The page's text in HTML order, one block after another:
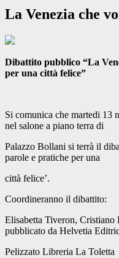
La Venezia che
Dibattito pubblico “La
per una città felice”
Si comunica che martedi 13
nel salone a piano terra di
Palazzo Bollani si terrà il
parole e pratiche per una
città felice’.
Coordineranno il dibattito:
Elisabetta Tiveron,
pubblicato da Helvetia
Pelizzato Libreria La Toletta